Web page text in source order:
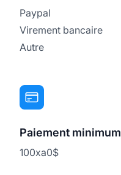
Paypal
Virement bancaire
Autre
Paiement minimum
100xa0$